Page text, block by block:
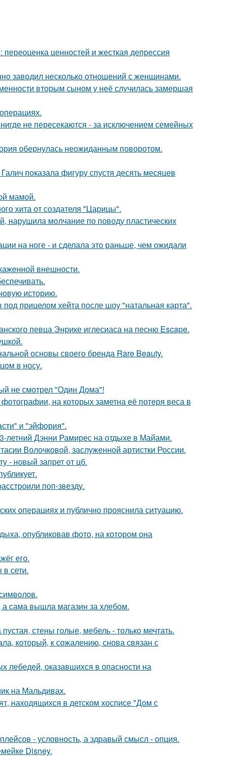
ценностей и жесткая депрессия
заводил несколько отношений с женщинами.
вторым сыном у неё случилась замершая
не пересекаются - за исключением семейных
обернулась неожиданным поворотом.
показала фигуру спустя десять месяцев
мамой.
хита от создателя "Царицы".
нарушила молчание по поводу пластических
на ноге - и сделала это раньше, чем ожидали
внешности.
историю.
прицелом хейта после шоу "натальная карта".
певца Энрике иглесиаса на песню Escape.
основы своего бренда Rare Beauty.
в носу.
не смотрел "Один Дома"!
на которых заметна её потеря веса в
и "эйфория".
летний Дэнни Рамирес на отдыхе в Майами.
Волочковой, заслуженной артистки России.
- новый запрет от цб.
поп-звезду.
операциях и публично прояснила ситуацию.
опубликовав фото, на котором она
его.
сети.
сама вышла магазин за хлебом.
стены голые, мебель - только мечтать.
который, к сожалению, снова связан с
лебедей, оказавшихся в опасности на
на Мальдивах.
находящихся в детском хосписе "Дом с
- условность, а здравый смысл - опция.
Disney.